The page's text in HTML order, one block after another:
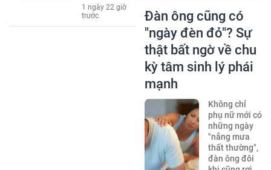
1 ngày 22 giờ
trước
Đàn ông cũng có
"ngày đèn đỏ"? Sự
thật bất ngờ về chu
kỳ tâm sinh lý phái
mạnh
Không chỉ
phụ nữ mới có
những ngày
"nắng mưa
thất thường",
đàn ông đôi